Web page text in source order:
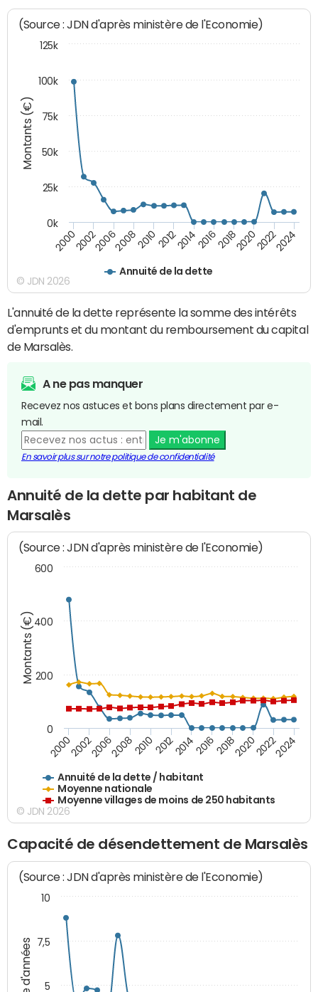
Montants (€)
(Source : JDN d'après ministère de l'Economie)
Annuité de la dette
200020022006200820102012201420162018202020222024
0k
25k
50k
75k
100k
125k
© JDN 2026
L'annuité de la dette représente la somme des intérêts
d'emprunts et du montant du remboursement du capital
de Marsalès.
A ne pas manquer
Recevez nos astuces et bons plans directement par e-
mail.
Je m'abonne
En savoir plus sur notre politique de confidentialité
Annuité de la dette par habitant de
Marsalès
Montants (€)
(Source : JDN d'après ministère de l'Economie)
Annuité de la dette / habitant
Moyenne nationale
Moyenne villages de moins de 250 habitants
200020022006200820102012201420162018202020222024
0
200
400
600
© JDN 2026
Capacité de désendettement de Marsalès
(Source : JDN d'après ministère de l'Economie)
5
7,5
10